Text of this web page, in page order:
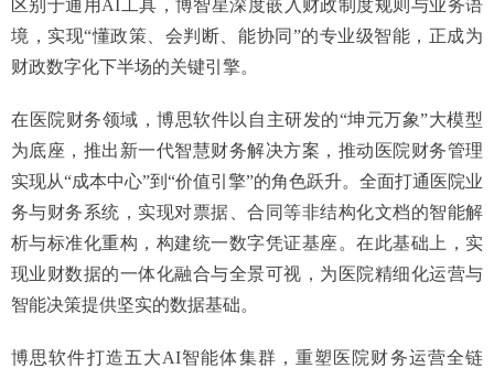
区别于通用AI工具，博智星深度嵌入财政制度规则与业务语
境，实现“懂政策、会判断、能协同”的专业级智能，正成为
财政数字化下半场的关键引擎。
在医院财务领域，博思软件以自主研发的“坤元万象”大模型
为底座，推出新一代智慧财务解决方案，推动医院财务管理
实现从“成本中心”到“价值引擎”的角色跃升。全面打通医院业
务与财务系统，实现对票据、合同等非结构化文档的智能解
析与标准化重构，构建统一数字凭证基座。在此基础上，实
现业财数据的一体化融合与全景可视，为医院精细化运营与
智能决策提供坚实的数据基础。
博思软件打造五大AI智能体集群，重塑医院财务运营全链